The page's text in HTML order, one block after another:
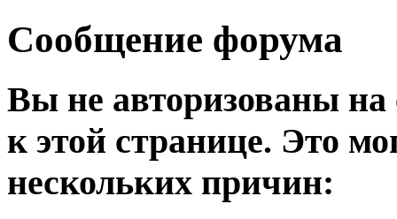
Сообщение форума
Вы не авторизованы на
к этой странице. Это
нескольких причин: